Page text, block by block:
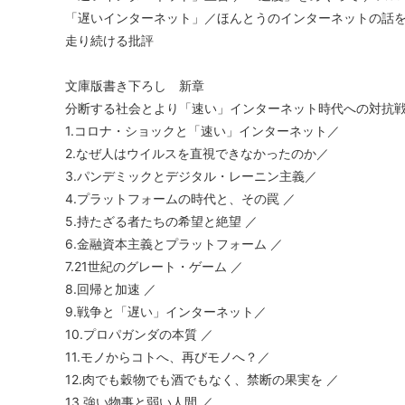
「遅いインターネット」／ほんとうのインターネットの話
走り続ける批評
文庫版書き下ろし 新章
分断する社会とより「速い」インターネット時代への対抗
1.コロナ・ショックと「速い」インターネット／
2.なぜ人はウイルスを直視できなかったのか／
3.パンデミックとデジタル・レーニン主義／
4.プラットフォームの時代と、その罠 ／
5.持たざる者たちの希望と絶望 ／
6.金融資本主義とプラットフォーム ／
7.21世紀のグレート・ゲーム ／
8.回帰と加速 ／
9.戦争と「遅い」インターネット／
10.プロパガンダの本質 ／
11.モノからコトへ、再びモノへ？／
12.肉でも穀物でも酒でもなく、禁断の果実を ／
13.強い物事と弱い人間 ／